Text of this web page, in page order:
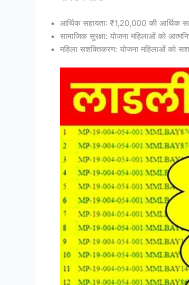
आर्थिक सहायता: ₹1,20,000 की आर्थिक
सामाजिक सुरक्षा: योजना महिलाओं को
महिला सशक्तिकरण: योजना महिलाओं को